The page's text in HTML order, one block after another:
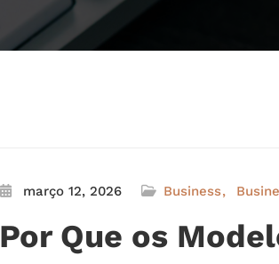
março 12, 2026 Business
Por Que os